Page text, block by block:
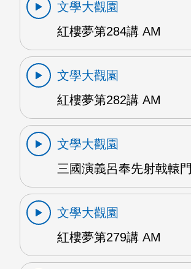
文學大觀園
紅樓夢第284講 AM
文學大觀園
紅樓夢第282講 AM
文學大觀園
三國演義呂奉先射戟轅
文學大觀園
紅樓夢第279講 AM